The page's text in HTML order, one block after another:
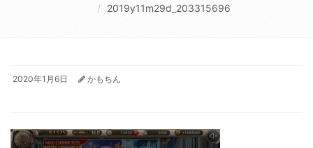
2019y11m29d_203315696
2020年1月6日 かもちん